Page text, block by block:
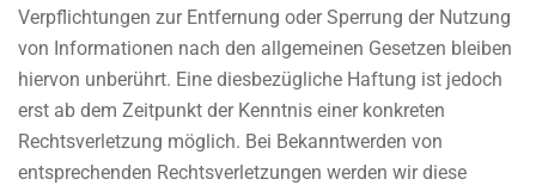
Verpflichtungen zur Entfernung oder Sperrung der Nutzung
von Informationen nach den allgemeinen Gesetzen bleiben
hiervon unberührt. Eine diesbezügliche Haftung ist jedoch
erst ab dem Zeitpunkt der Kenntnis einer konkreten
Rechtsverletzung möglich. Bei Bekanntwerden von
entsprechenden Rechtsverletzungen werden wir diese